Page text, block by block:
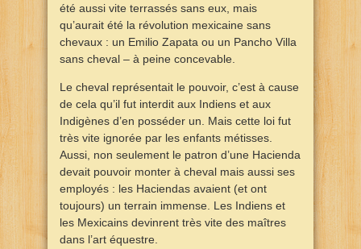
été aussi vite terrassés sans eux, mais
qu’aurait été la révolution mexicaine sans
chevaux : un Emilio Zapata ou un Pancho Villa
sans cheval – à peine concevable.
Le cheval représentait le pouvoir, c’est à cause
de cela qu’il fut interdit aux Indiens et aux
Indigènes d’en posséder un. Mais cette loi fut
très vite ignorée par les enfants métisses.
Aussi, non seulement le patron d’une Hacienda
devait pouvoir monter à cheval mais aussi ses
employés : les Haciendas avaient (et ont
toujours) un terrain immense. Les Indiens et
les Mexicains devinrent très vite des maîtres
dans l’art équestre.